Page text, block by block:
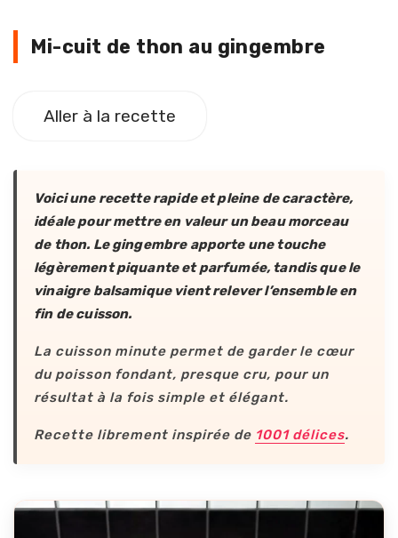
Mi-cuit de thon au gingembre
Mi-cuit de thon au gingembre
Aller à la recette
Voici une recette rapide et pleine de caractère,
idéale pour mettre en valeur un beau morceau
de thon. Le gingembre apporte une touche
légèrement piquante et parfumée, tandis que le
vinaigre balsamique vient relever l’ensemble en
fin de cuisson.
La cuisson minute permet de garder le cœur
du poisson fondant, presque cru, pour un
résultat à la fois simple et élégant.
Recette librement inspirée de 1001 délices.